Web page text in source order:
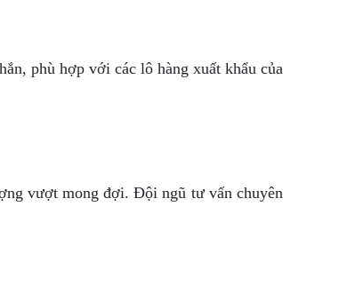
phù hợp với các lô hàng xuất khẩu của
vượt mong đợi. Đội ngũ tư vấn chuyên